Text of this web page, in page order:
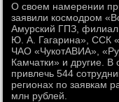
О свοем намерении
заявили космодром
Амурский ГПЗ,
Ю. А. Гагарина», ССК
ЧАО «ЧукотАВИА»,
Камчатки» и другие.
привлечь 544
регионах по заявкам
млн рублей.